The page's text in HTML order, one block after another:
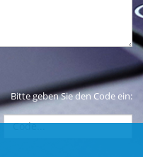
Bitte geben Sie den Code ein: